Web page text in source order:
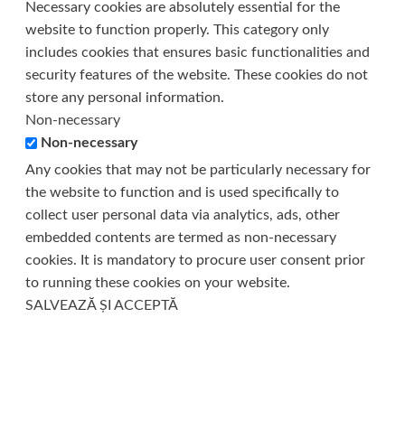
Necessary cookies are absolutely essential for the
website to function properly. This category only
includes cookies that ensures basic functionalities and
security features of the website. These cookies do not
store any personal information.
Non-necessary
Non-necessary
Any cookies that may not be particularly necessary for
the website to function and is used specifically to
collect user personal data via analytics, ads, other
embedded contents are termed as non-necessary
cookies. It is mandatory to procure user consent prior
to running these cookies on your website.
SALVEAZĂ ȘI ACCEPTĂ